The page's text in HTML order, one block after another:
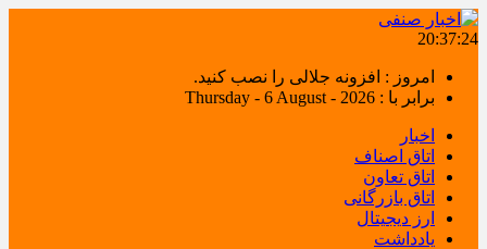
20:37:24
امروز : افزونه جلالی را نصب کنید.
برابر با : Thursday - 6 August - 2026
اخبار
اتاق اصناف
اتاق تعاون
اتاق بازرگانی
ارز دیجیتال
یادداشت